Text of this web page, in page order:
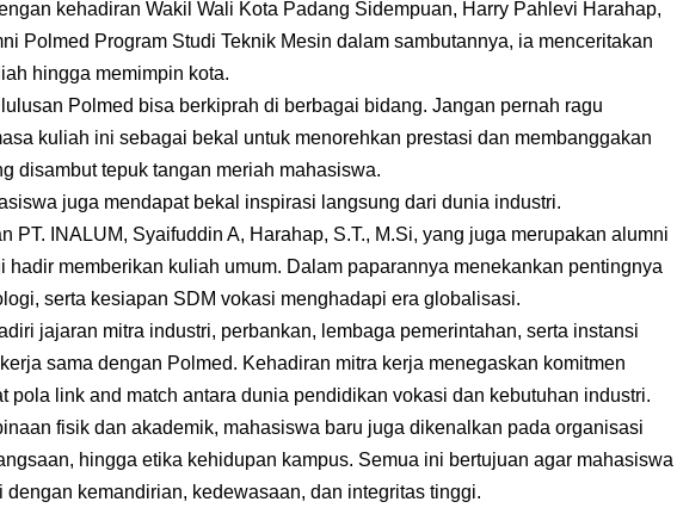
kehadiran Wakil Wali Kota Padang Sidempuan, Harry Pahlevi Harahap,
Polmed Program Studi Teknik Mesin dalam sambutannya, ia menceritakan
hingga memimpin kota.
Polmed bisa berkiprah di berbagai bidang. Jangan pernah ragu
kuliah ini sebagai bekal untuk menorehkan prestasi dan membanggakan
disambut tepuk tangan meriah mahasiswa.
juga mendapat bekal inspirasi langsung dari dunia industri.
PT. INALUM, Syaifuddin A, Harahap, S.T., M.Si, yang juga merupakan alumni
hadir memberikan kuliah umum. Dalam paparannya menekankan pentingnya
serta kesiapan SDM vokasi menghadapi era globalisasi.
jajaran mitra industri, perbankan, lembaga pemerintahan, serta instansi
sama dengan Polmed. Kehadiran mitra kerja menegaskan komitmen
pola link and match antara dunia pendidikan vokasi dan kebutuhan industri.
fisik dan akademik, mahasiswa baru juga dikenalkan pada organisasi
hingga etika kehidupan kampus. Semua ini bertujuan agar mahasiswa
dengan kemandirian, kedewasaan, dan integritas tinggi.